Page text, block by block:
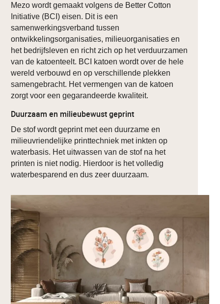
Mezo wordt gemaakt volgens de Better Cotton
Initiative (BCI) eisen. Dit is een
samenwerkingsverband tussen
ontwikkelingsorganisaties, milieuorganisaties en
het bedrijfsleven en richt zich op het verduurzamen
van de katoenteelt. BCI katoen wordt over de hele
wereld verbouwd en op verschillende plekken
samengebracht. Het vermengen van de katoen
zorgt voor een gegarandeerde kwaliteit.
Duurzaam en milieubewust geprint
De stof wordt geprint met een duurzame en
milieuvriendelijke printtechniek met inkten op
waterbasis. Het uitwassen van de stof na het
printen is niet nodig. Hierdoor is het volledig
waterbesparend en dus zeer duurzaam.